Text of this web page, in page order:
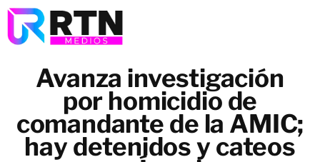
Avanza investigación
por homicidio de
comandante de la AMIC;
hay detenidos y cateos